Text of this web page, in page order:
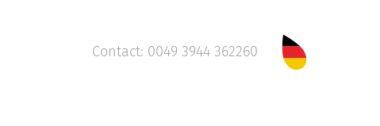
Contact: 0049 3944 362260